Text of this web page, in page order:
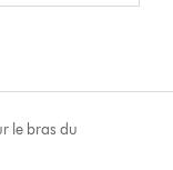
le bras du